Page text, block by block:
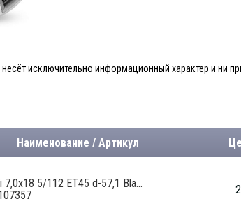
исключительно информационный характер и ни
Наименование / Артикул
7,0x18 5/112 ET45 d-57,1 Bla...